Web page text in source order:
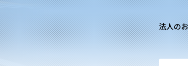
法人の
法人のお客様ご相談個人のお客様ご相談